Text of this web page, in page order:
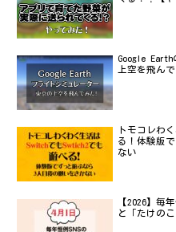
Google
上空を飛んで
トモコレわ
る！体験版
ない
【2026】毎
と「たけの